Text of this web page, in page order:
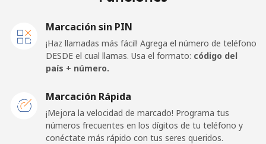
Celular
American Samoa
Línea fija ⁦26.5¢⁩
⁦29.5¢⁩ 33 min por ⁦$10⁩ -
Marcación sin PIN
¡Haz llamadas más fácil! Agrega el número de teléfono
DESDE el cual llamas. Usa el formato: código del
país + número.
Marcación Rápida
¡Mejora la velocidad de marcado! Programa tus
números frecuentes en los dígitos de tu teléfono y
conéctate más rápido con tus seres queridos.